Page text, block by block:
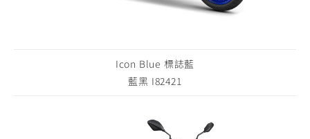
Icon Blue 標誌藍
藍黑 I82421